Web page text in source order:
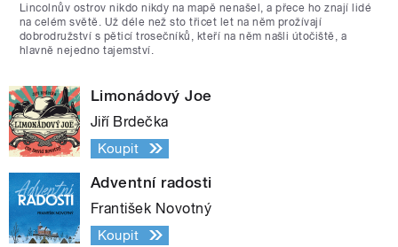
Lincolnův ostrov nikdo nikdy na mapě nenašel, a přece ho znají lidé
na celém světě. Už déle než sto třicet let na něm prožívají
dobrodružství s pěticí trosečníků, kteří na něm našli útočiště, a
hlavně nejedno tajemství.
Limonádový Joe
Jiří Brdečka
Koupit
Adventní radosti
František Novotný
Koupit